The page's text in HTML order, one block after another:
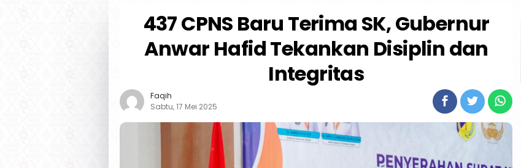
437 CPNS Baru Terima SK, Gubernur
Anwar Hafid Tekankan Disiplin dan
Integritas
Faqih
Sabtu, 17 Mei 2025